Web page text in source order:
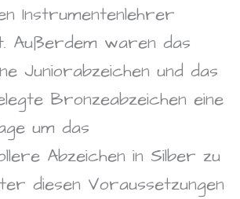
Instrumentenlehrer
Außerdem waren das
Juniorabzeichen und das
Bronzeabzeichen eine
um das
Abzeichen in Silber zu
diesen Voraussetzungen